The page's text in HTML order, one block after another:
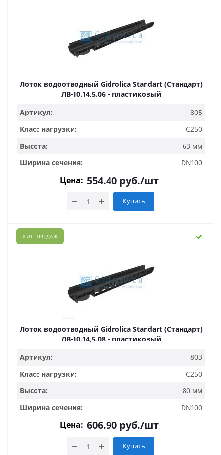
Лоток водоотводный Gidrolica Standart (Стандарт)
ЛВ-10.14,5.06 - пластиковый
Артикул:
805
Класс нагрузки:
C250
Высота:
63 мм
Ширина сечения:
DN100
Цена: 554.40 руб./шт
Купить
ХИТ ПРОДАЖ
Лоток водоотводный Gidrolica Standart (Стандарт)
ЛВ-10.14,5.08 - пластиковый
Артикул:
803
Класс нагрузки:
C250
Высота:
80 мм
Ширина сечения:
DN100
Цена: 606.90 руб./шт
Купить